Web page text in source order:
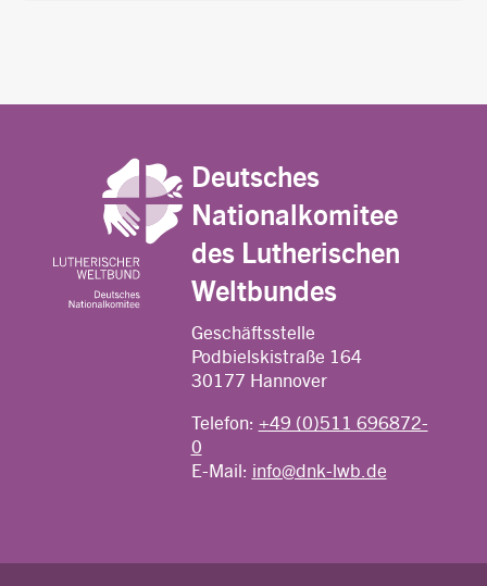
Deutsches
Nationalkomitee
des Lutherischen
Weltbundes
Geschäftsstelle
Podbielskistraße 164
30177 Hannover
Telefon: +49 (0)511 696872-
0
E-Mail: info@dnk-lwb.de